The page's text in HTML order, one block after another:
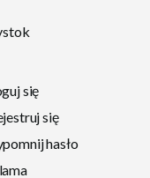
się
się
hasło